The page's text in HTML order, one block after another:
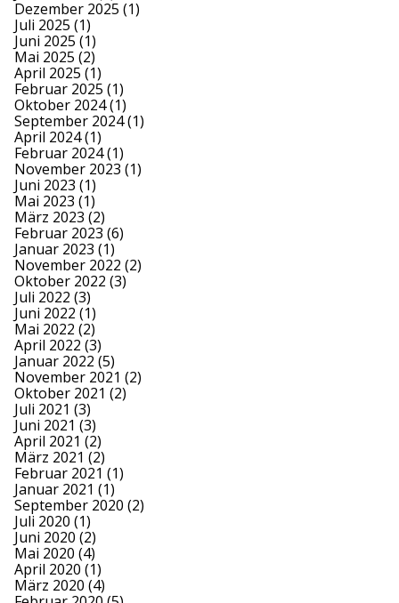
Dezember 2025 (1)
Juli 2025 (1)
Juni 2025 (1)
Mai 2025 (2)
April 2025 (1)
Februar 2025 (1)
Oktober 2024(1)
September 2024(1)
April 2024(1)
Februar 2024(1)
November 2023 (1)
Juni 2023 (1)
Mai 2023 (1)
März 2023 (2)
Februar 2023 (6)
Januar 2023 (1)
November 2022 (2)
Oktober 2022 (3)
Juli 2022 (3)
Juni 2022 (1)
Mai 2022 (2)
April 2022 (3)
Januar 2022 (5)
November 2021 (2)
Oktober 2021 (2)
Juli 2021 (3)
Juni 2021 (3)
April 2021 (2)
März 2021 (2)
Februar 2021 (1)
Januar 2021 (1)
September 2020 (2)
Juli 2020 (1)
Juni 2020 (2)
Mai 2020 (4)
April 2020 (1)
März 2020 (4)